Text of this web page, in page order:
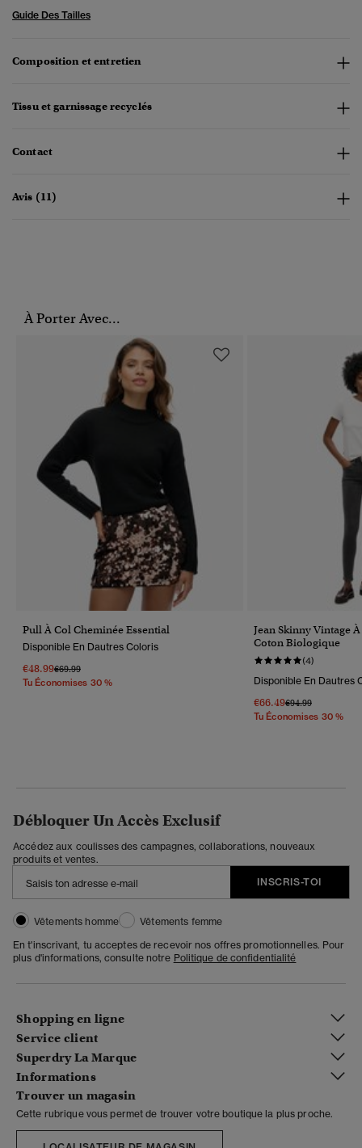
Guide Des Tailles
Composition et entretien
Tissu et garnissage recyclés
Contact
Avis (11)
À Porter Avec...
Pull À Col Cheminée Essential
Disponible En Dautres Coloris
€48.99Prix Réduit De
€69.99À
Tu Économises 30 %
Jean Skinny Vintage
Coton Biologique
(4)
Disponible En Dautres
€66.49Prix Réduit De
€94.99À
Tu Économises 30 %
Débloquer Un Accès Exclusif
Accédez aux coulisses des campagnes, collaborations, nouveaux
produits et ventes.
INSCRIS-TOI
Vêtements homme
Vêtements femme
En t'inscrivant, tu acceptes de recevoir nos offres promotionnelles. Pour
plus d'informations, consulte notre Politique de confidentialité
Shopping en ligne
Service client
Superdry La Marque
Informations
Trouver un magasin
Cette rubrique vous permet de trouver votre boutique la plus proche.